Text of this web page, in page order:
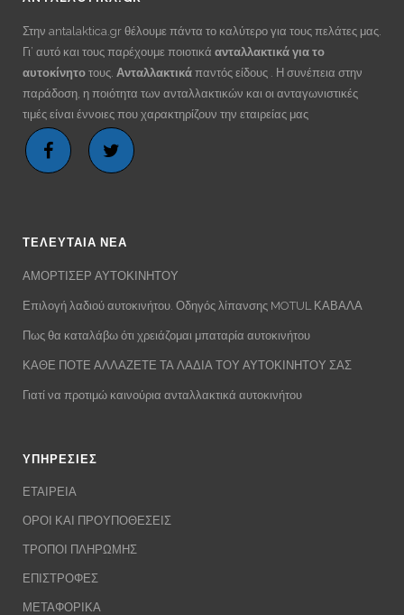
Στην antalaktica.gr θέλουμε πάντα το καλύτερο για τους πελάτες μας.
Γι’ αυτό και τους παρέχουμε ποιοτικά ανταλλακτικά για το
αυτοκίνητο τους. Ανταλλακτικά παντός είδους . Η συνέπεια στην
παράδοση, η ποιότητα των ανταλλακτικών και οι ανταγωνιστικές
τιμές είναι έννοιες που χαρακτηρίζουν την εταιρείας μας
ΤΕΛΕΥΤΑΙΑ ΝΕΑ
ΑΜΟΡΤΙΣΕΡ ΑΥΤΟΚΙΝΗΤΟΥ
Επιλογή λαδιού αυτοκινήτου. Οδηγός λίπανσης MOTUL ΚΑΒΑΛΑ
Πως θα καταλάβω ότι χρειάζομαι μπαταρία αυτοκινήτου
ΚΑΘΕ ΠΟΤΕ ΑΛΛΑΖΕΤΕ ΤΑ ΛΑΔΙΑ ΤΟΥ ΑΥΤΟΚΙΝΗΤΟΥ ΣΑΣ
Γιατί να προτιμώ καινούρια ανταλλακτικά αυτοκινήτου
ΥΠΗΡΕΣΙΕΣ
ΕΤΑΙΡΕΙΑ
ΟΡΟΙ ΚΑΙ ΠΡΟΥΠΟΘΕΣΕΙΣ
ΤΡΟΠΟΙ ΠΛΗΡΩΜΗΣ
ΕΠΙΣΤΡΟΦΕΣ
ΜΕΤΑΦΟΡΙΚΑ